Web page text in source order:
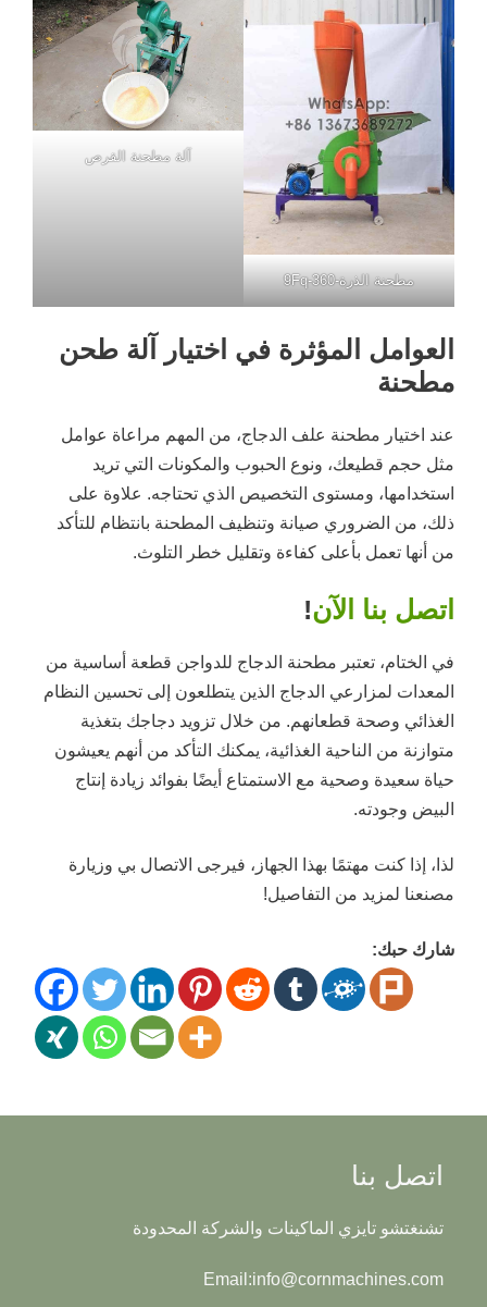
مطحنة الذرة-9Fq-360
آلة مطحنة القرص
العوامل المؤثرة في اختيار آلة طحن
مطحنة
عند اختيار مطحنة علف الدجاج، من المهم مراعاة عوامل
مثل حجم قطيعك، ونوع الحبوب والمكونات التي تريد
استخدامها، ومستوى التخصيص الذي تحتاجه. علاوة على
ذلك، من الضروري صيانة وتنظيف المطحنة بانتظام للتأكد
من أنها تعمل بأعلى كفاءة وتقليل خطر التلوث.
اتصل بنا الآن!
في الختام، تعتبر مطحنة الدجاج للدواجن قطعة أساسية من
المعدات لمزارعي الدجاج الذين يتطلعون إلى تحسين النظام
الغذائي وصحة قطعانهم. من خلال تزويد دجاجك بتغذية
متوازنة من الناحية الغذائية، يمكنك التأكد من أنهم يعيشون
حياة سعيدة وصحية مع الاستمتاع أيضًا بفوائد زيادة إنتاج
البيض وجودته.
لذا، إذا كنت مهتمًا بهذا الجهاز، فيرجى الاتصال بي وزيارة
مصنعنا لمزيد من التفاصيل!
شارك حبك:
اتصل بنا
تشنغتشو تايزي الماكينات والشركة المحدودة
Email:info@cornmachines.com